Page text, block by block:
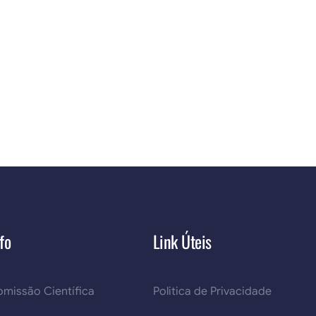
Científica
Link Úteis
Politica de Privacidade